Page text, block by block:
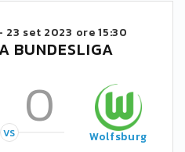
23 set 2023 ore 15:30
BUNDESLIGA
0
VS Wolfsburg